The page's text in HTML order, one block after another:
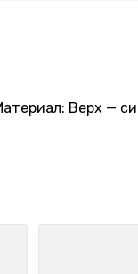
Верх —